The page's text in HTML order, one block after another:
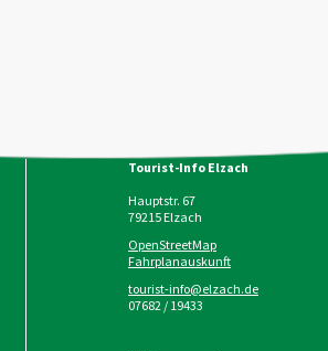
Tourist-Info Elzach
Hauptstr. 67
79215Elzach
OpenStreetMap
Fahrplanauskunft
tourist-info@elzach.de
07682 / 19433